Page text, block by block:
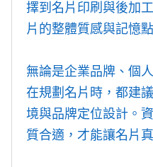
擇到名片印刷與後加
片的整體質感與記憶點
無論是企業品牌、個
在規劃名片時，都建
境與品牌定位設計。
質合適，才能讓名片